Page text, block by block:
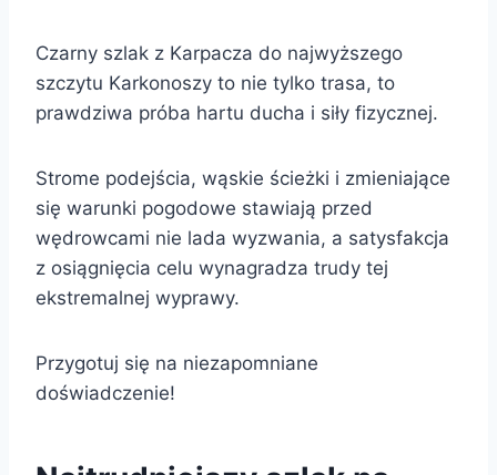
Czarny szlak z Karpacza do najwyższego
szczytu Karkonoszy to nie tylko trasa, to
prawdziwa próba hartu ducha i siły fizycznej.
Strome podejścia, wąskie ścieżki i zmieniające
się warunki pogodowe stawiają przed
wędrowcami nie lada wyzwania, a satysfakcja
z osiągnięcia celu wynagradza trudy tej
ekstremalnej wyprawy.
Przygotuj się na niezapomniane
doświadczenie!